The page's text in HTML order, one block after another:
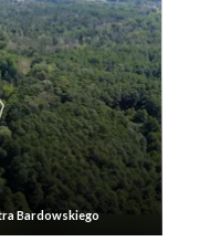
Bardowskiego